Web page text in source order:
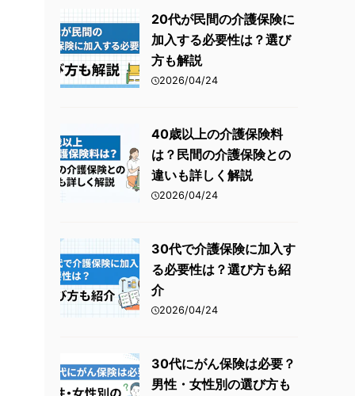
傷害保険
20代が民間の介護保険に
加入する必要性は？選び
方も解説
2026/04/24
40歳以上の介護保険料
は？民間の介護保険との
違いも詳しく解説
2026/04/24
30代で介護保険に加入す
る必要性は？選び方も紹
介
2026/04/24
30代にがん保険は必要？
男性・女性別の選び方も